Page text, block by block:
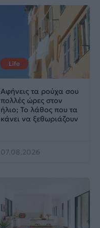
Life
Αφήνεις τα ρούχα σου
πολλές ώρες στον
ήλιο; Το λάθος που τα
κάνει να ξεθωριάζουν
07.08.2026